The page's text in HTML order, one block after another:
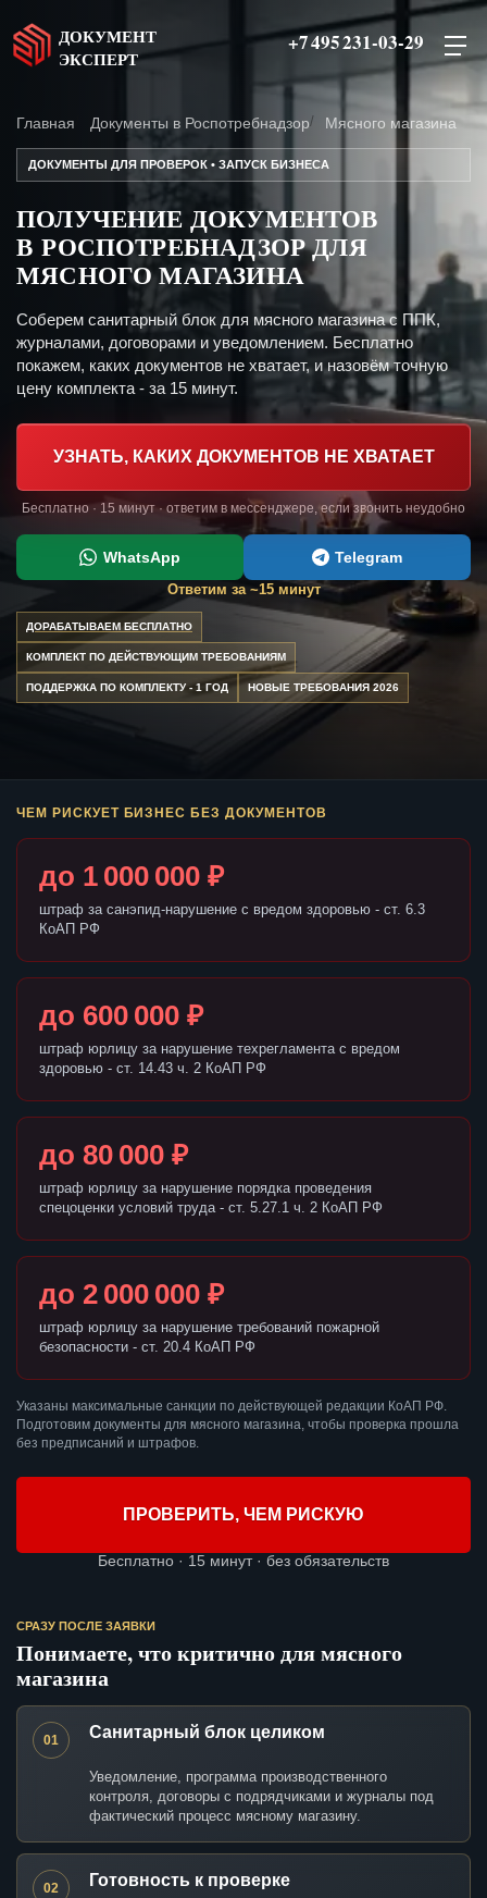
ДОКУМЕНТ
ЭКСПЕРТ
+7 495 231-03-29
Главная Документы в Роспотребнадзор Мясного магазина
ДОКУМЕНТЫ ДЛЯ ПРОВЕРОК • ЗАПУСК БИЗНЕСА
ПОЛУЧЕНИЕ ДОКУМЕНТОВ
В РОСПОТРЕБНАДЗОР ДЛЯ
МЯСНОГО МАГАЗИНА
Соберем санитарный блок для мясного магазина с ППК,
журналами, договорами и уведомлением. Бесплатно
покажем, каких документов не хватает, и назовём точную
цену комплекта - за 15 минут.
УЗНАТЬ, КАКИХ ДОКУМЕНТОВ НЕ ХВАТАЕТ
Бесплатно · 15 минут · ответим в мессенджере, если звонить неудобно
WhatsApp Telegram
Ответим за ~15 минут
ДОРАБАТЫВАЕМ БЕСПЛАТНО
КОМПЛЕКТ ПО ДЕЙСТВУЮЩИМ ТРЕБОВАНИЯМ
ПОДДЕРЖКА ПО КОМПЛЕКТУ - 1 ГОД НОВЫЕ ТРЕБОВАНИЯ 2026
ЧЕМ РИСКУЕТ БИЗНЕС БЕЗ ДОКУМЕНТОВ
до 1 000 000 ₽
штраф за санэпид-нарушение с вредом здоровью - ст. 6.3
КоАП РФ
до 600 000 ₽
штраф юрлицу за нарушение техрегламента с вредом
здоровью - ст. 14.43 ч. 2 КоАП РФ
до 80 000 ₽
штраф юрлицу за нарушение порядка проведения
спецоценки условий труда - ст. 5.27.1 ч. 2 КоАП РФ
до 2 000 000 ₽
штраф юрлицу за нарушение требований пожарной
безопасности - ст. 20.4 КоАП РФ
Указаны максимальные санкции по действующей редакции КоАП РФ.
Подготовим документы для мясного магазина, чтобы проверка прошла
без предписаний и штрафов.
ПРОВЕРИТЬ, ЧЕМ РИСКУЮ
Бесплатно · 15 минут · без обязательств
СРАЗУ ПОСЛЕ ЗАЯВКИ
Понимаете, что критично для мясного
магазина
01 Санитарный блок целиком
Уведомление, программа производственного
контроля, договоры с подрядчиками и журналы под
фактический процесс мясному магазину.
02 Готовность к проверке